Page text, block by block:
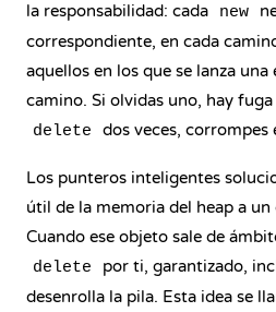
la responsabilidad: cada
new
correspondiente, en cada
aquellos en los que se lanza una
camino. Si olvidas uno, hay
delete dos veces, corrompes
Los punteros inteligentes
útil de la memoria del heap a
Cuando ese objeto sale de
delete
por ti, garantizado,
desenrolla la pila. Esta idea se